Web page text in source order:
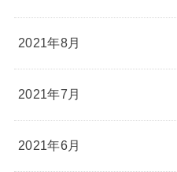
2021年8月
2021年7月
2021年6月